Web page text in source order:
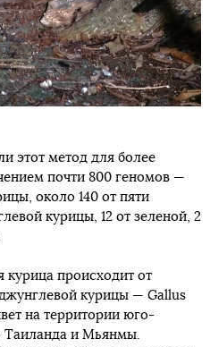
этот метод для более
почти 800 геномов —
около 140 от пяти
курицы, 12 от зеленой, 2
курица происходит от
курицы — Gallus
на территории юго-
Таиланда и Мьянмы.